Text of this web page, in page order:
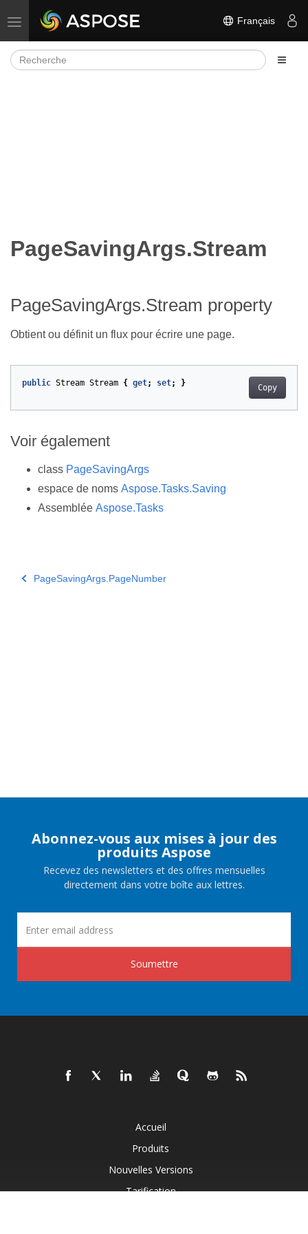
Basculer la navigation Français
PageSavingArgs.Stream
PageSavingArgs.Stream property
Obtient ou définit un flux pour écrire une page.
Copy
public Stream Stream { get; set; }
Voir également
class PageSavingArgs
espace de noms Aspose.Tasks.Saving
Assemblée Aspose.Tasks
PageSavingArgs.PageNumber
Abonnez-vous aux mises à jour des
produits Aspose
Recevez des newsletters et des offres mensuelles
directement dans votre boîte aux lettres.
Soumettre
Accueil
Produits
Nouvelles Versions
Tarification